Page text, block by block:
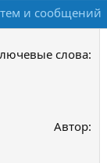
и сообщений
слова
Автор